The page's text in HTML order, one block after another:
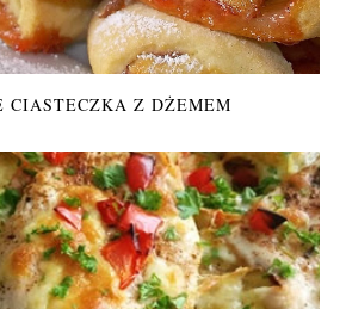
CIASTECZKA Z DŻEMEM